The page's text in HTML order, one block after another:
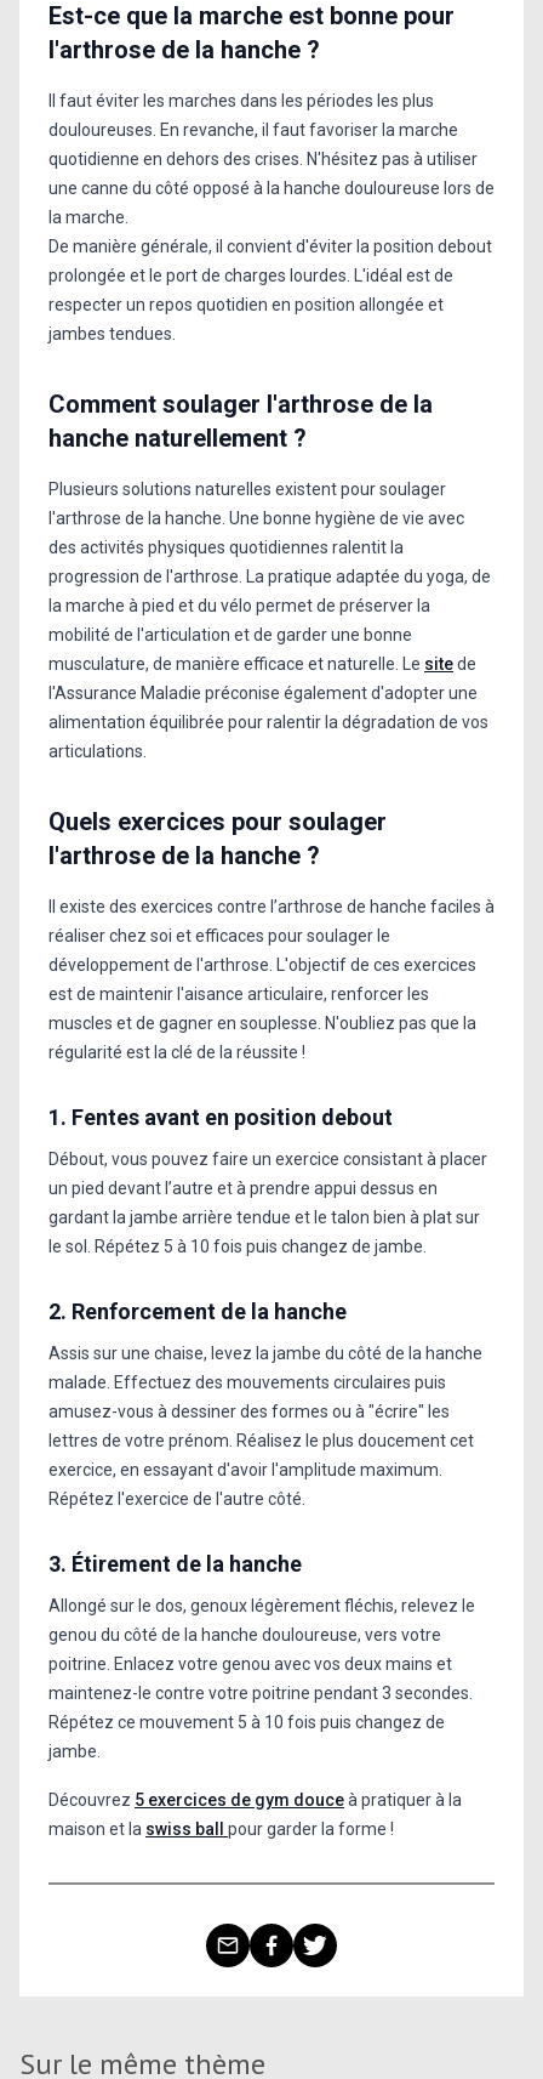
Est-ce que la marche est bonne pour
l'arthrose de la hanche ?
Il faut éviter les marches dans les périodes les plus
douloureuses. En revanche, il faut favoriser la marche
quotidienne en dehors des crises. N'hésitez pas à utiliser
une canne du côté opposé à la hanche douloureuse lors de
la marche.
De manière générale, il convient d'éviter la position debout
prolongée et le port de charges lourdes. L'idéal est de
respecter un repos quotidien en position allongée et
jambes tendues.
Comment soulager l'arthrose de la
hanche naturellement ?
Plusieurs solutions naturelles existent pour soulager
l'arthrose de la hanche. Une bonne hygiène de vie avec
des activités physiques quotidiennes ralentit la
progression de l'arthrose. La pratique adaptée du yoga, de
la marche à pied et du vélo permet de préserver la
mobilité de l'articulation et de garder une bonne
musculature, de manière efficace et naturelle. Le sitede
l'Assurance Maladie préconise également d'adopter une
alimentation équilibrée pour ralentir la dégradation de vos
articulations.
Quels exercices pour soulager
l'arthrose de la hanche ?
Il existe des exercices contre l’arthrose de hanche faciles à
réaliser chez soi et efficaces pour soulager le
développement de l'arthrose. L'objectif de ces exercices
est de maintenir l'aisance articulaire, renforcer les
muscles et de gagner en souplesse. N'oubliez pas que la
régularité est la clé de la réussite !
1. Fentes avant en position debout
Débout, vous pouvez faire un exercice consistant à placer
un pied devant l’autre et à prendre appui dessus en
gardant la jambe arrière tendue et le talon bien à plat sur
le sol. Répétez 5 à 10 fois puis changez de jambe.
2. Renforcement de la hanche
Assis sur une chaise, levez la jambe du côté de la hanche
malade. Effectuez des mouvements circulaires puis
amusez-vous à dessiner des formes ou à "écrire" les
lettres de votre prénom. Réalisez le plus doucement cet
exercice, en essayant d'avoir l'amplitude maximum.
Répétez l'exercice de l'autre côté.
3. Étirement de la hanche
Allongé sur le dos, genoux légèrement fléchis, relevez le
genou du côté de la hanche douloureuse, vers votre
poitrine. Enlacez votre genou avec vos deux mains et
maintenez-le contre votre poitrine pendant 3 secondes.
Répétez ce mouvement 5 à 10 fois puis changez de
jambe.
Découvrez 5 exercices de gym douceà pratiquer à la
maison et la swiss ball pour garder la forme !
Sur le même thème